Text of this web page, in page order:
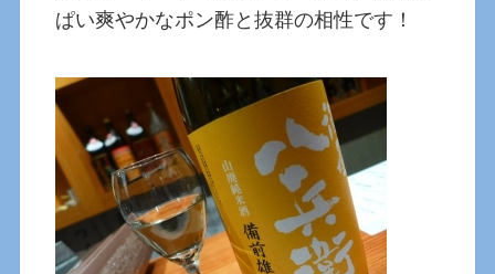
ぱい爽やかなポン酢と抜群の相性です！